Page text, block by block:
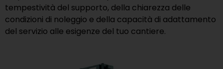
tempestività del supporto, della chiarezza delle
condizioni di noleggio e della capacità di adattamento
del servizio alle esigenze del tuo cantiere.